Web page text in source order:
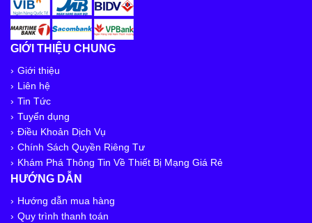
GIỚI THIỆU CHUNG
Giới thiệu
Liên hệ
Tin Tức
Tuyển dụng
Điều Khoản Dịch Vụ
Chính Sách Quyền Riêng Tư
Khám Phá Thông Tin Về Thiết Bị Mạng Giá Rẻ
HƯỚNG DẪN
Hướng dẫn mua hàng
Quy trình thanh toán